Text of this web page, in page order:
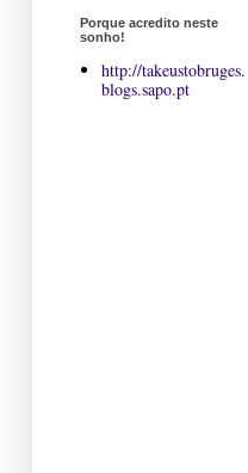
Porque acredito neste
sonho!
http://takeustobruges.
blogs.sapo.pt